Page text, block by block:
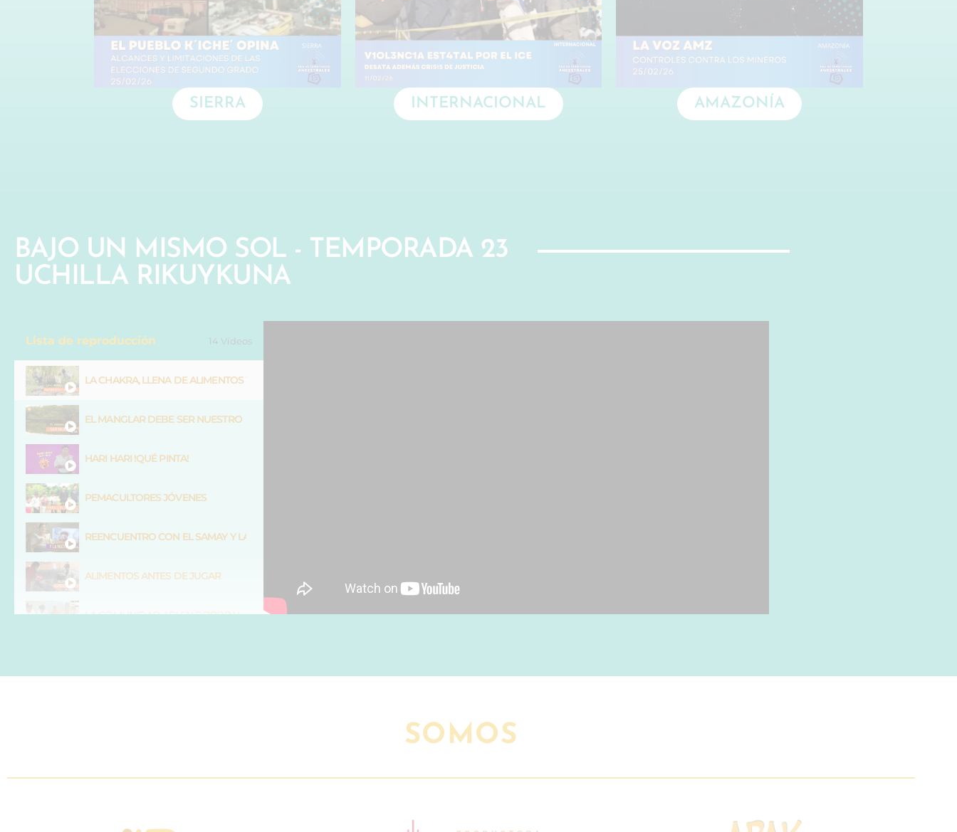
SIERRA INTERNACIONAL AMAZONÍA
BAJO UN MISMO SOL - TEMPORADA 23
UCHILLA RIKUYKUNA
Lista de reproducción 14 Vídeos
LA CHAKRA, LLENA DE ALIMENTOS Y MEDICINA
EL MANGLAR DEBE SER NUESTRO
HARI HARI !QUÉ PINTA!
PEMACULTORES JÓVENES
REENCUENTRO CON EL SAMAY Y LA NUEVA VIDA
ALIMENTOS ANTES DE JUGAR
LA COMUNIDAD API EN BORBON
SOMOS